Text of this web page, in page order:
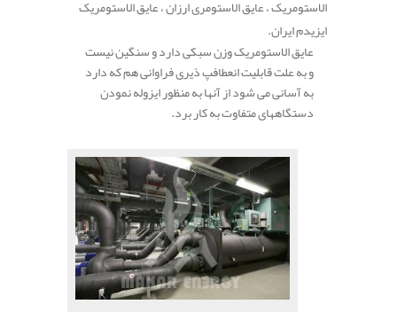
الاستومریک ، عایق الاستومری ارزان ، عایق الاستومریک
ایزیدم ایران.
عایق الاستومریک وزن سبکی دارد و سنگین نیست
و به علت قابلیت انعطافپ ذیری فراوانی هم که دارد
به آسانی می شود از آنها به منظور ایزوله نمودن
دستگاههای متفاوت به کار برد.